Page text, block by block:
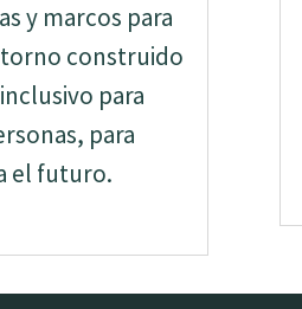
y marcos para
construido
para
para
el futuro.